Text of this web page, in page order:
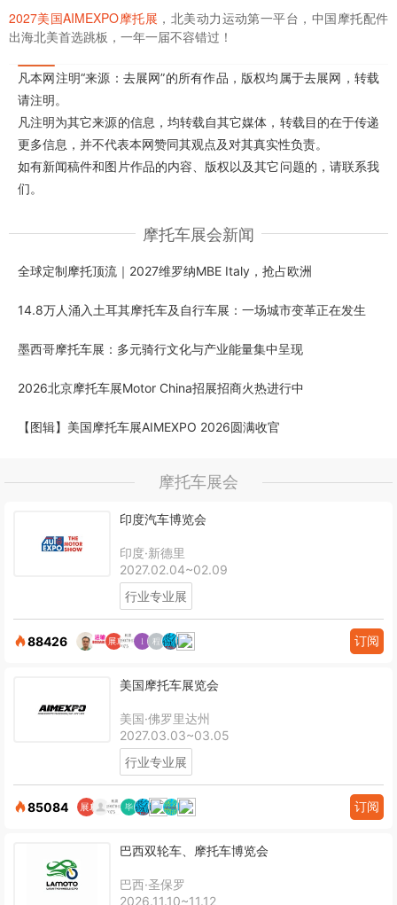
2027美国AIMEXPO摩托展 ，北美动力运动第一平台，中国摩托配件
出海北美首选跳板，一年一届不容错过！
凡本网注明“来源：去展网”的所有作品，版权均属于去展网，转载
请注明。
凡注明为其它来源的信息，均转载自其它媒体，转载目的在于传递
更多信息，并不代表本网赞同其观点及对其真实性负责。
如有新闻稿件和图片作品的内容、版权以及其它问题的，请联系我
们。
摩托车展会新闻
全球定制摩托顶流｜2027维罗纳MBE Italy，抢占欧洲
14.8万人涌入土耳其摩托车及自行车展：一场城市变革正在发生
墨西哥摩托车展：多元骑行文化与产业能量集中呈现
2026北京摩托车展Motor China招展招商火热进行中
【图辑】美国摩托车展AIMEXPO 2026圆满收官
摩托车展会
印度汽车博览会
印度·新德里
2027.02.04~02.09
行业专业展
88426 订阅
美国摩托车展览会
美国·佛罗里达州
2027.03.03~03.05
行业专业展
85084 订阅
巴西双轮车、摩托车博览会
巴西·圣保罗
2026.11.10~11.12